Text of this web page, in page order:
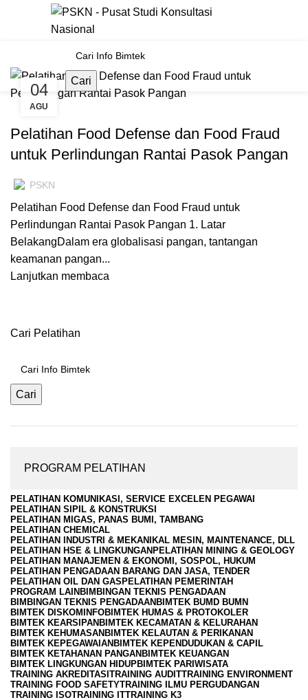
Cari
Tag Archives: Perlindungan
Rantai Pasok Pangan
04
AGU
TRAINING FOOD SAFETY
Pelatihan Food Defense dan Food Fraud
untuk Perlindungan Rantai Pasok Pangan
PSKN
Pelatihan Food Defense dan Food Fraud untuk
Perlindungan Rantai Pasok Pangan 1. Latar
BelakangDalam era globalisasi pangan, tantangan
keamanan pangan...
Lanjutkan membaca
Cari Pelatihan
Cari
PROGRAM PELATIHAN
PELATIHAN KOMUNIKASI, SERVICE EXCELEN PEGAWAI
PELATIHAN SIPIL & KONSTRUKSI
PELATIHAN MIGAS, PANAS BUMI, TAMBANG
PELATIHAN CHEMICAL
PELATIHAN INDUSTRI & MEKANIKAL MESIN, MAINTENANCE, DLL
PELATIHAN HSE & LINGKUNGAN PELATIHAN MINING & GEOLOGY
PELATIHAN MANAJEMEN & EKONOMI, SOSPOL, HUKUM
PELATIHAN PENGADAAN BARANG DAN JASA, TENDER
PELATIHAN OIL DAN GAS PELATIHAN PEMERINTAH
PROGRAM LAIN BIMBINGAN TEKNIS PENGADAAN
BIMBINGAN TEKNIS PENGADAAN BIMTEK BUMD BUMN
BIMTEK DISKOMINFOBIMTEK HUMAS & PROTOKOLER
BIMTEK KEARSIPAN BIMTEK KECAMATAN & KELURAHAN
BIMTEK KEHUMASAN BIMTEK KELAUTAN & PERIKANAN
BIMTEK KEPEGAWAIAN BIMTEK KEPENDUDUKAN & CAPIL
BIMTEK KETAHANAN PANGAN BIMTEK KEUANGAN
BIMTEK LINGKUNGAN HIDUPBIMTEK PARIWISATA
TRAINING AKREDITASI TRAINING AUDITTRAINING ENVIRONMENT
TRAINING FOOD SAFETYTRAINING ILMU PERGUDANGAN
TRAINING ISOTRAINING ITTRAINING K3